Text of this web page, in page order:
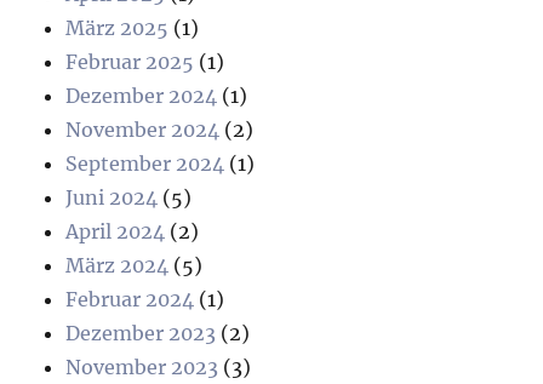
März 2025 (1)
Februar 2025 (1)
Dezember 2024 (1)
November 2024 (2)
September 2024 (1)
Juni 2024 (5)
April 2024 (2)
März 2024 (5)
Februar 2024 (1)
Dezember 2023 (2)
November 2023 (3)